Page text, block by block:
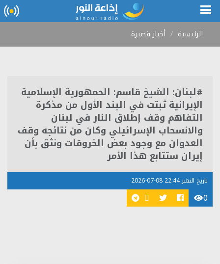
الرئيسية أخبار قصيرة
#لبنان: الشيخ قاسم: الحمهورية الإسلامية
الإيرانية ثبتت في البند الأول من مذكرة
التفاهم وقف إطلاق النار في لبنان
والانسحاب الإسرائيلي وكان من نتائجه وقف
العدوان مع وجود بعض الخروقات ونثق بأن
إيران ستتابع هذا الأمر
تاريخ النشر 22:44 08-07-2026
0